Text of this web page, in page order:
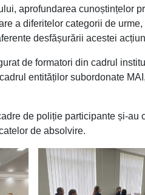
aprofundarea cunoștințelor
a diferitelor categorii de
desfășurării acestei
de formatori din cadrul
entităților subordonate
de poliție participante și-
de absolvire.